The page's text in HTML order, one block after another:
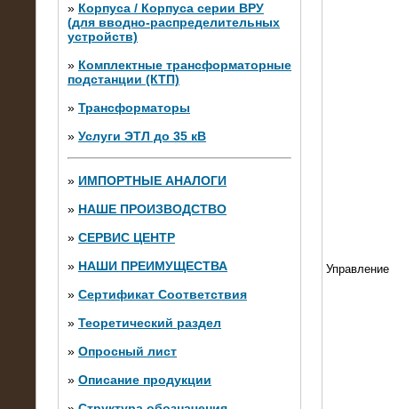
» Корпуса / Корпуса серии ВРУ
(для вводно-распределительных
устройств)
» Комплектные трансформаторные
подстанции (КТП)
» Трансформаторы
» Услуги ЭТЛ до 35 кВ
» ИМПОРТНЫЕ АНАЛОГИ
» НАШЕ ПРОИЗВОДСТВО
» СЕРВИС ЦЕНТР
» НАШИ ПРЕИМУЩЕСТВА
» Сертификат Соответствия
» Теоретический раздел
» Опросный лист
» Описание продукции
28.02.2015
Нагрузочные модули 700 кВт (4
штуки)
10.10.2014
Нагрузочный комплекс 20 МВт в 2
яруса (напряжение 6-10 кВ)
Управление